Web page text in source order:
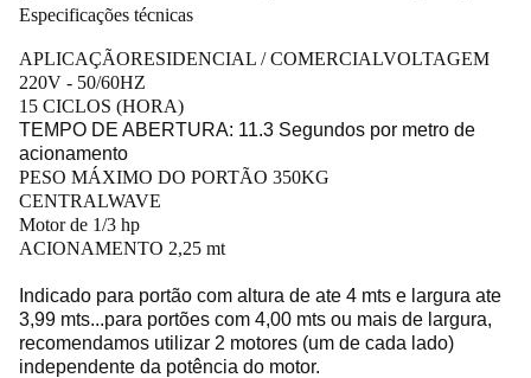
Especificações técnicas
APLICAÇÃORESIDENCIAL / COMERCIALVOLTAGEM
220V - 50/60HZ
15 CICLOS (HORA)
TEMPO DE ABERTURA: 11.3 Segundos por metro de
acionamento
PESO MÁXIMO DO PORTÃO 350KG
CENTRALWAVE
Motor de 1/3 hp
ACIONAMENTO 2,25 mt
Indicado para portão com altura de ate 4 mts e largura ate
3,99 mts...para portões com 4,00 mts ou mais de largura,
recomendamos utilizar 2 motores (um de cada lado)
independente da potência do motor.